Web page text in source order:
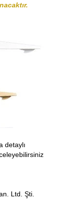
detaylı
Ltd. Şti.